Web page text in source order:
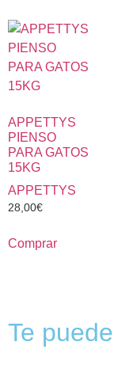
APPETTYS
PIENSO
PARA GATOS
15KG
APPETTYS
28,00€
Comprar
Te